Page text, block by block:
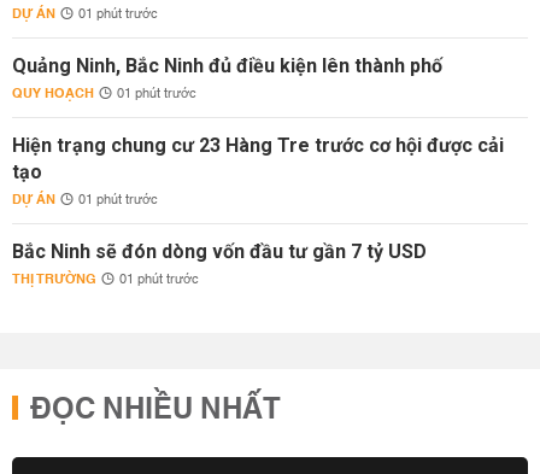
DỰ ÁN 01 phút trước
Quảng Ninh, Bắc Ninh đủ điều kiện lên thành phố
QUY HOẠCH 01 phút trước
Hiện trạng chung cư 23 Hàng Tre trước cơ hội được cải
tạo
DỰ ÁN 01 phút trước
Bắc Ninh sẽ đón dòng vốn đầu tư gần 7 tỷ USD
THỊ TRƯỜNG 01 phút trước
ĐỌC NHIỀU NHẤT